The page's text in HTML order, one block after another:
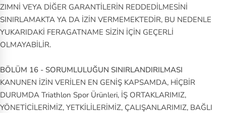
ZIMNİ VEYA DİĞER GARANTİLERİN REDDEDİLMESİNİ
SINIRLAMAKTA YA DA İZİN VERMEMEKTEDİR, BU NEDENLE
YUKARIDAKİ FERAGATNAME SİZİN İÇİN GEÇERLİ
OLMAYABİLİR.
BÖLÜM 16 - SORUMLULUĞUN SINIRLANDIRILMASI
KANUNEN İZİN VERİLEN EN GENİŞ KAPSAMDA, HİÇBİR
DURUMDA Triathlon Spor Ürünleri, İŞ ORTAKLARIMIZ,
YÖNETİCİLERİMİZ, YETKİLİLERİMİZ, ÇALIŞANLARIMIZ, BAĞLI